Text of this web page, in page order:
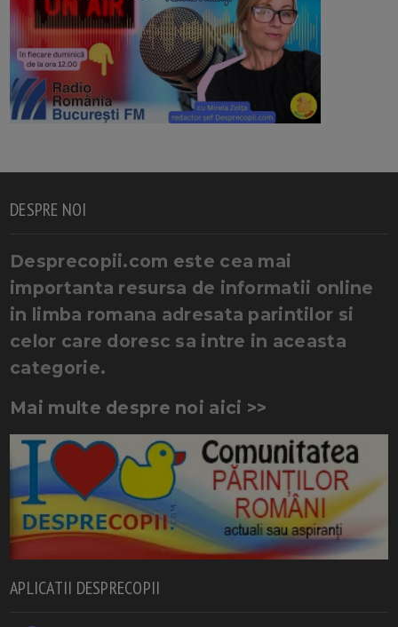
DESPRE NOI
Desprecopii.com este cea mai
importanta resursa de informatii online
in limba romana adresata parintilor si
celor care doresc sa intre in aceasta
categorie.
Mai multe despre noi aici >>
APLICATII DESPRECOPII